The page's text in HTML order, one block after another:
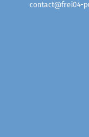
contact@frei04-